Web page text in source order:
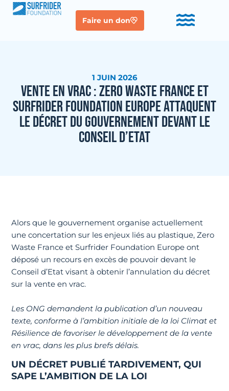
Faire un don
1 JUIN 2026
VENTE EN VRAC : ZERO WASTE FRANCE ET
SURFRIDER FOUNDATION EUROPE ATTAQUENT
LE DÉCRET DU GOUVERNEMENT DEVANT LE
CONSEIL D’ETAT
Alors que le gouvernement organise actuellement
une concertation sur les enjeux liés au plastique, Zero
Waste France et Surfrider Foundation Europe ont
déposé un recours en excès de pouvoir devant le
Conseil d’Etat visant à obtenir l’annulation du décret
sur la vente en vrac.
Les ONG demandent la publication d’un nouveau
texte, conforme à l’ambition initiale de la loi Climat et
Résilience de favoriser le développement de la vente
en vrac, dans les plus brefs délais.
UN DÉCRET PUBLIÉ TARDIVEMENT, QUI
SAPE L’AMBITION DE LA LOI